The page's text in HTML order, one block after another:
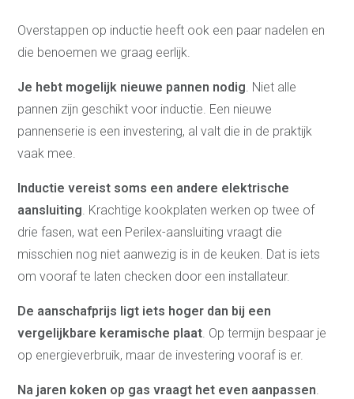
Overstappen op inductie heeft ook een paar nadelen en
die benoemen we graag eerlijk.
Je hebt mogelijk nieuwe pannen nodig. Niet alle
pannen zijn geschikt voor inductie. Een nieuwe
pannenserie is een investering, al valt die in de praktijk
vaak mee.
Inductie vereist soms een andere elektrische
aansluiting. Krachtige kookplaten werken op twee of
drie fasen, wat een Perilex-aansluiting vraagt die
misschien nog niet aanwezig is in de keuken. Dat is iets
om vooraf te laten checken door een installateur.
De aanschafprijs ligt iets hoger dan bij een
vergelijkbare keramische plaat. Op termijn bespaar je
op energieverbruik, maar de investering vooraf is er.
Na jaren koken op gas vraagt het even aanpassen.